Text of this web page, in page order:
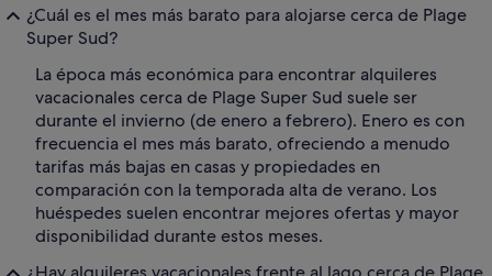
¿Cuál es el mes más barato para alojarse cerca de Plage
Super Sud?
La época más económica para encontrar alquileres
vacacionales cerca de Plage Super Sud suele ser
durante el invierno (de enero a febrero). Enero es con
frecuencia el mes más barato, ofreciendo a menudo
tarifas más bajas en casas y propiedades en
comparación con la temporada alta de verano. Los
huéspedes suelen encontrar mejores ofertas y mayor
disponibilidad durante estos meses.